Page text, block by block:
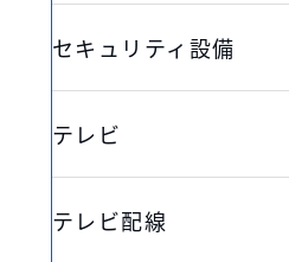
セキュリティ設備
テレビ
テレビ配線